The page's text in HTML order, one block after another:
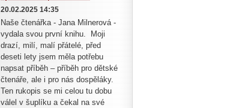
20.02.2025 14:35
Naše čtenářka - Jana Milnerová -
vydala svou první knihu. Moji
drazí, milí, malí přátelé, před
deseti lety jsem měla potřebu
napsat příběh – příběh pro dětské
čtenáře, ale i pro nás dospěláky.
Ten rukopis se mi celou tu dobu
válel v šuplíku a čekal na své